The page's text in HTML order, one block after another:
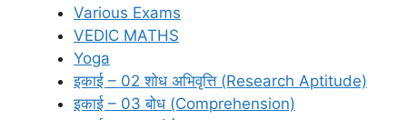
Various Exams
VEDIC MATHS
Yoga
इकाई – 02 शोध अभिवृत्ति (Research Aptitude)
इकाई – 03 बोध (Comprehension)